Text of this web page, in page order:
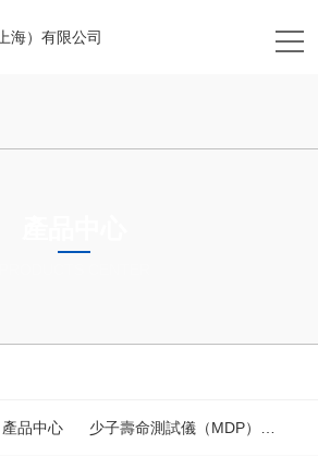
產品中心 少子壽命測試儀（MDP）